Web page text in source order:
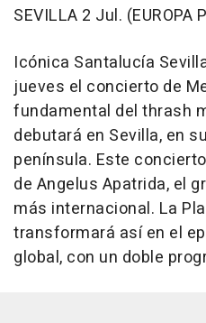
SEVILLA 2 Jul. (EUROPA
Icónica Santalucía
jueves el concierto de
fundamental del thrash
debutará en Sevilla, en
península. Este
de Angelus Apatrida, el
más internacional. La
transformará así en el
global, con un doble